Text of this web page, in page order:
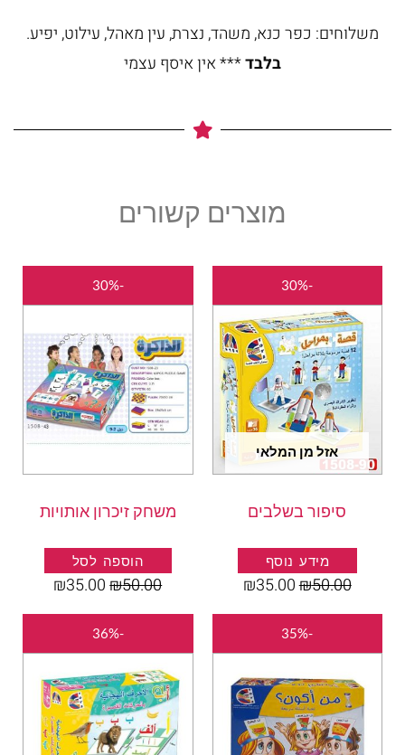
משלוחים: כפר כנא, משהד, נצרת, עין מאהל, עילוט, יפיע.
בלבד*** אין איסף עצמי
מוצרים קשורים
-30%
אזל מן המלאי
סיפור בשלבים
מידע נוסף
₪50.00
המחיר
המקורי
היה:
₪50.00.
₪35.00
הוא:
₪35.00.
-30%
משחק זיכרון אותויות
הוספה לסל
₪50.00
המחיר
המקורי
₪50.00.
₪35.00
₪35.00.
-35%
המחיר
המקורי
₪60.00.
₪39.00.
-36%
המחיר
המקורי
₪70.00.
₪45.00.